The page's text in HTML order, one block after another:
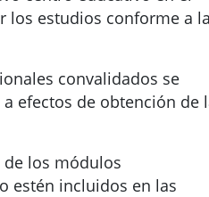
los estudios conforme a
convalidados se
efectos de obtención de
de los módulos
estén incluidos en las